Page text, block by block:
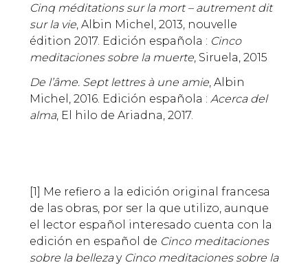
Cinq méditations sur la mort – autrement dit
sur la vie, Albin Michel, 2013, nouvelle
édition 2017. Edición española : Cinco
meditaciones sobre la muerte, Siruela, 2015
De l’âme. Sept lettres à une amie, Albin
Michel, 2016. Edición española : Acerca del
alma, El hilo de Ariadna, 2017.
[1] Me refiero a la edición original francesa
de las obras, por ser la que utilizo, aunque
el lector español interesado cuenta con la
edición en español de Cinco meditaciones
sobre la bellezay Cinco meditaciones sobre la